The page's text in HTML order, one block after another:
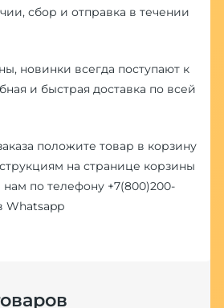
сбор и отправка в течении
новинки всегда поступают к
и быстрая доставка по всей
положите товар в корзину
на странице корзины
по телефону +7(800)200-
Whatsapp